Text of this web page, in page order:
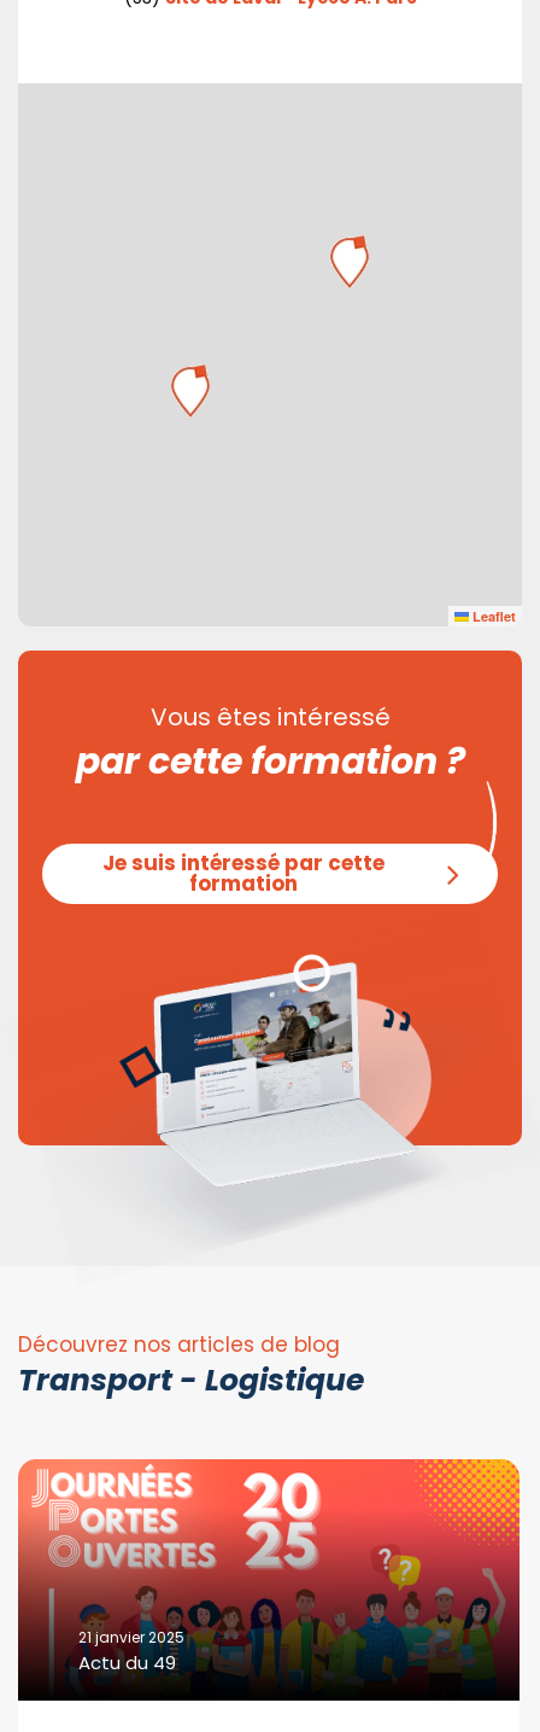
Leaflet
Vous êtes intéressé
par cette formation ?
Je suis intéressé par cette
formation
Découvrez nos articles de blog
Transport - Logistique
21 janvier 2025
Actu du 49